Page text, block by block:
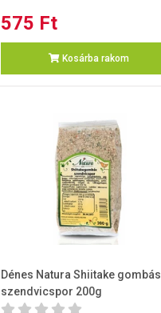
575 Ft
Kosárba rakom
Dénes Natura Shiitake gombás
szendvicspor 200g